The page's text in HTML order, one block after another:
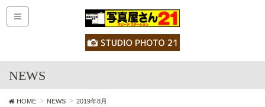
NEWS
HOME NEWS 2019年8月